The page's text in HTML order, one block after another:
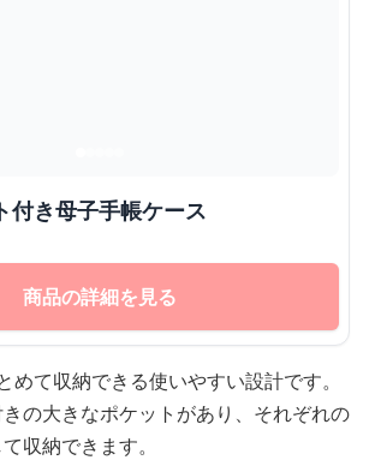
付き母子手帳ケース
商品の詳細を見る
めて収納できる使いやすい設計です。
の大きなポケットがあり、それぞれの
収納できます。